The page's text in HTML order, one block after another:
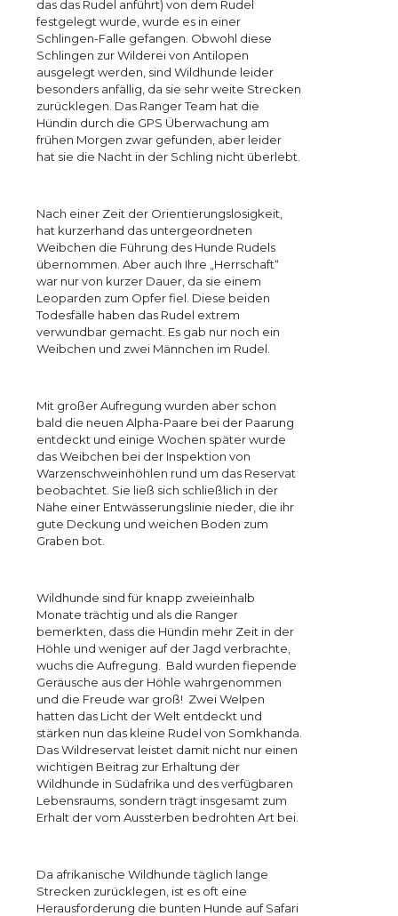
das das Rudel anführt) von dem Rudel
festgelegt wurde, wurde es in einer
Schlingen-Falle gefangen. Obwohl diese
Schlingen zur Wilderei von Antilopen
ausgelegt werden, sind Wildhunde leider
besonders anfällig, da sie sehr weite Strecken
zurücklegen. Das Ranger Team hat die
Hündin durch die GPS Überwachung am
frühen Morgen zwar gefunden, aber leider
hat sie die Nacht in der Schling nicht überlebt.
Nach einer Zeit der Orientierungslosigkeit,
hat kurzerhand das untergeordneten
Weibchen die Führung des Hunde Rudels
übernommen. Aber auch Ihre „Herrschaft“
war nur von kurzer Dauer, da sie einem
Leoparden zum Opfer fiel. Diese beiden
Todesfälle haben das Rudel extrem
verwundbar gemacht. Es gab nur noch ein
Weibchen und zwei Männchen im Rudel.
Mit großer Aufregung wurden aber schon
bald die neuen Alpha-Paare bei der Paarung
entdeckt und einige Wochen später wurde
das Weibchen bei der Inspektion von
Warzenschweinhöhlen rund um das Reservat
beobachtet. Sie ließ sich schließlich in der
Nähe einer Entwässerungslinie nieder, die ihr
gute Deckung und weichen Boden zum
Graben bot.
Wildhunde sind für knapp zweieinhalb
Monate trächtig und als die Ranger
bemerkten, dass die Hündin mehr Zeit in der
Höhle und weniger auf der Jagd verbrachte,
wuchs die Aufregung. Bald wurden fiepende
Geräusche aus der Höhle wahrgenommen
und die Freude war groß! Zwei Welpen
hatten das Licht der Welt entdeckt und
stärken nun das kleine Rudel von Somkhanda.
Das Wildreservat leistet damit nicht nur einen
wichtigen Beitrag zur Erhaltung der
Wildhunde in Südafrika und des verfügbaren
Lebensraums, sondern trägt insgesamt zum
Erhalt der vom Aussterben bedrohten Art bei.
Da afrikanische Wildhunde täglich lange
Strecken zurücklegen, ist es oft eine
Herausforderung die bunten Hunde auf Safari